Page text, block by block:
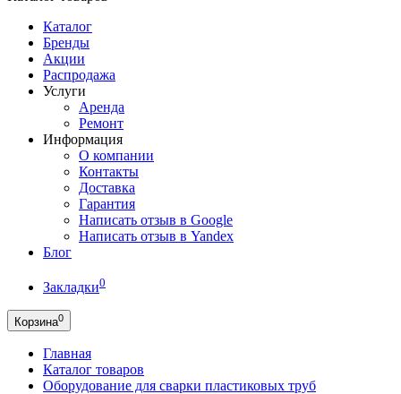
Каталог
Бренды
Акции
Распродажа
Услуги
Аренда
Ремонт
Информация
О компании
Контакты
Доставка
Гарантия
Написать отзыв в Google
Написать отзыв в Yandex
Блог
Закладки0
Корзина0
Главная
Каталог товаров
Оборудование для сварки пластиковых труб